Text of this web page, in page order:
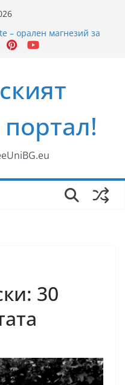
– орален магнезий за
и нервната
ефир
Смути
30